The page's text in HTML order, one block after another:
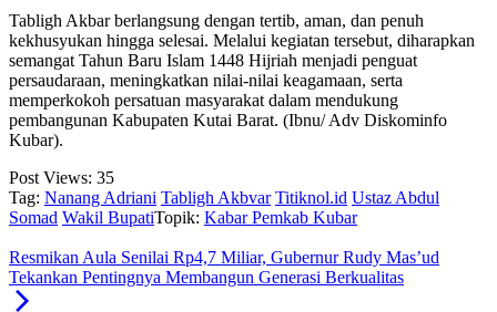
Tabligh Akbar berlangsung dengan tertib, aman, dan penuh
kekhusyukan hingga selesai. Melalui kegiatan tersebut, diharapkan
semangat Tahun Baru Islam 1448 Hijriah menjadi penguat
persaudaraan, meningkatkan nilai-nilai keagamaan, serta
memperkokoh persatuan masyarakat dalam mendukung
pembangunan Kabupaten Kutai Barat. (Ibnu/ Adv Diskominfo
Kubar).
Post Views: 35
Tag: Nanang Adriani Tabligh Akbvar Titiknol.id Ustaz Abdul
Somad Wakil BupatiTopik: Kabar Pemkab Kubar
Resmikan Aula Senilai Rp4,7 Miliar, Gubernur Rudy Mas’ud
Tekankan Pentingnya Membangun Generasi Berkualitas